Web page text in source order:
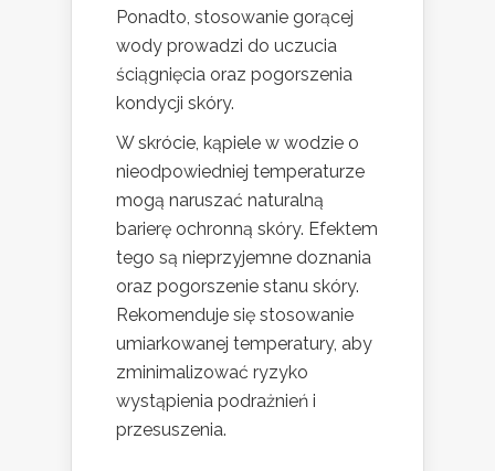
Ponadto, stosowanie gorącej
wody prowadzi do uczucia
ściągnięcia oraz pogorszenia
kondycji skóry.
W skrócie, kąpiele w wodzie o
nieodpowiedniej temperaturze
mogą naruszać naturalną
barierę ochronną skóry. Efektem
tego są nieprzyjemne doznania
oraz pogorszenie stanu skóry.
Rekomenduje się stosowanie
umiarkowanej temperatury, aby
zminimalizować ryzyko
wystąpienia podrażnień i
przesuszenia.